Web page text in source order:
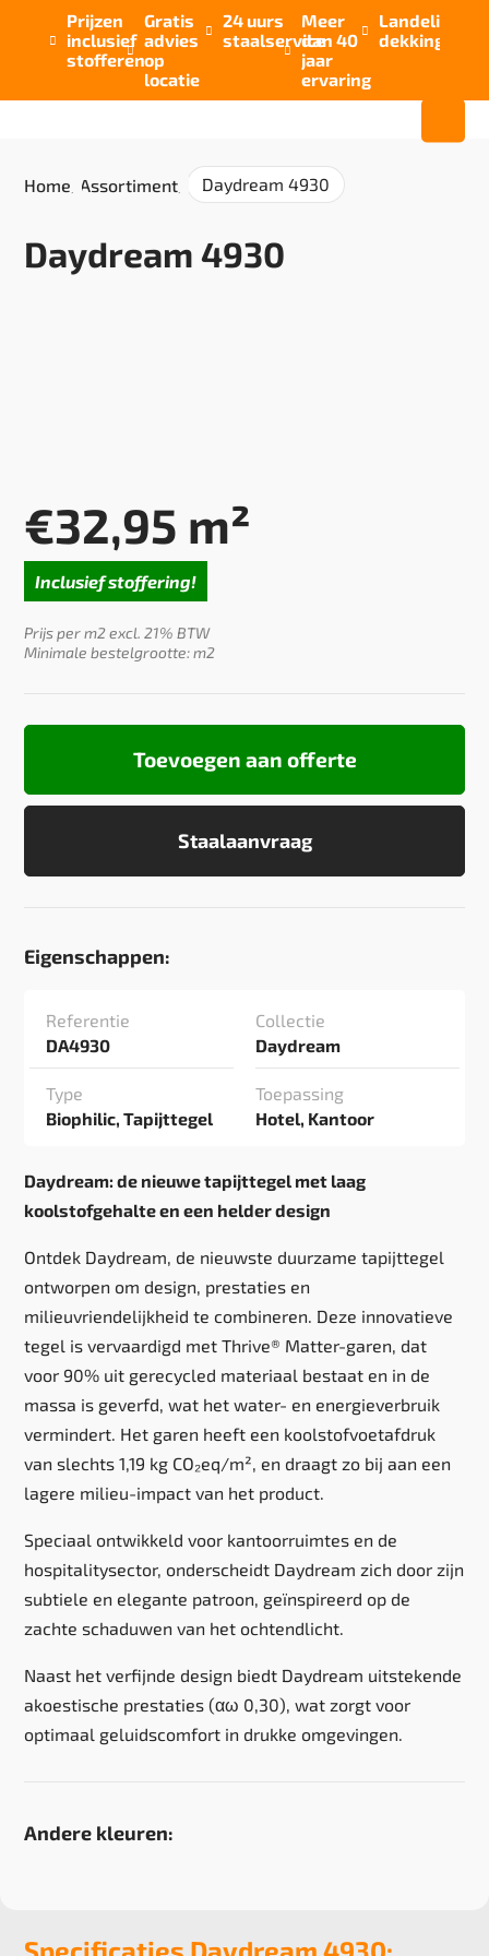

Prijzen
inclusief
stofferen

Gratis
advies
op
locatie

24 uurs
staalservice

Meer
dan 40
jaar
ervaring

Landelijke
dekking
Home Assortiment Daydream 4930
Daydream 4930
€32,95 m²
Inclusief stoffering!
Prijs per m2 excl. 21% BTW
Minimale bestelgrootte: m2
Staalaanvraag
Toevoegen aan offerte
Eigenschappen:
Referentie
DA4930
Collectie
Daydream
Type
Biophilic, Tapijttegel
Toepassing
Hotel, Kantoor
Daydream: de nieuwe tapijttegel met laag
koolstofgehalte en een helder design
Ontdek Daydream, de nieuwste duurzame tapijttegel
ontworpen om design, prestaties en
milieuvriendelijkheid te combineren. Deze innovatieve
tegel is vervaardigd met Thrive® Matter-garen, dat
voor 90% uit gerecycled materiaal bestaat en in de
massa is geverfd, wat het water- en energieverbruik
vermindert. Het garen heeft een koolstofvoetafdruk
van slechts 1,19 kg CO₂eq/m², en draagt zo bij aan een
lagere milieu-impact van het product.
Speciaal ontwikkeld voor kantoorruimtes en de
hospitalitysector, onderscheidt Daydream zich door zijn
subtiele en elegante patroon, geïnspireerd op de
zachte schaduwen van het ochtendlicht.
Naast het verfijnde design biedt Daydream uitstekende
akoestische prestaties (αω 0,30), wat zorgt voor
optimaal geluidscomfort in drukke omgevingen.
Andere kleuren: